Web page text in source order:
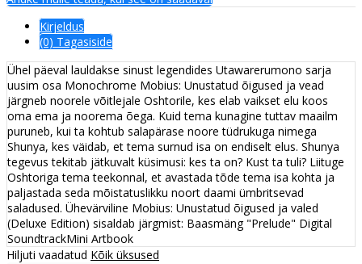
Kirjeldus
(0) Tagasiside
Ühel päeval lauldakse sinust legendides Utawarerumono sarja
uusim osa Monochrome Mobius: Unustatud õigused ja vead
järgneb noorele võitlejale Oshtorile, kes elab vaikset elu koos
oma ema ja noorema õega. Kuid tema kunagine tuttav maailm
puruneb, kui ta kohtub salapärase noore tüdrukuga nimega
Shunya, kes väidab, et tema surnud isa on endiselt elus. Shunya
tegevus tekitab jätkuvalt küsimusi: kes ta on? Kust ta tuli? Liituge
Oshtoriga tema teekonnal, et avastada tõde tema isa kohta ja
paljastada seda mõistatuslikku noort daami ümbritsevad
saladused. Ühevärviline Mobius: Unustatud õigused ja valed
(Deluxe Edition) sisaldab järgmist: Baasmäng "Prelude" Digital
SoundtrackMini Artbook
Hiljuti vaadatud Kõik üksused